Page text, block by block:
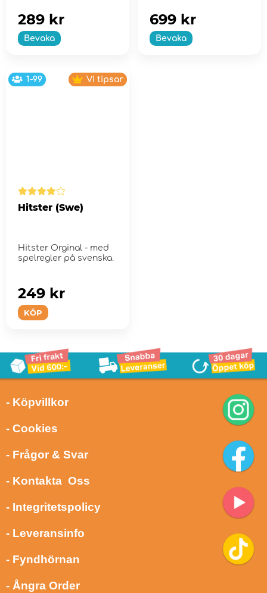
Bevaka
289 kr
Bevaka
699 kr
1-99 Vi tipsar
Hitster (Swe)
Hitster Orginal - med
spelregler på svenska.
KÖP
249 kr
- Köpvillkor
- Cookies
- Frågor & Svar
- Kontakta Oss
- Integritetspolicy
- Leveransinfo
- Fyndhörnan
- Ångra Order